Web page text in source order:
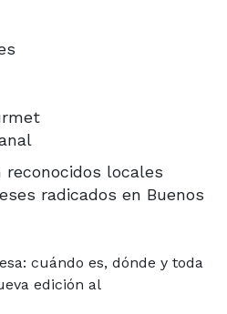
reconocidos locales
radicados en Buenos